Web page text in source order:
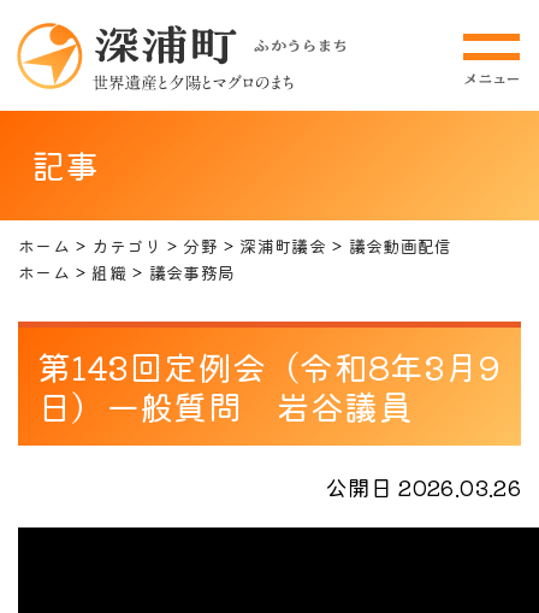
記事
ホーム カテゴリ 分野 深浦町議会
議会動画配信
ホーム
組織 議会事務局
第143回定例会（令和8年3月9
日）一般質問 岩谷議員
公開日 2026.03.26